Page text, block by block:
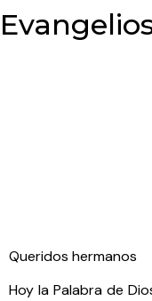
Queridos hermanos
Hoy la Palabra de